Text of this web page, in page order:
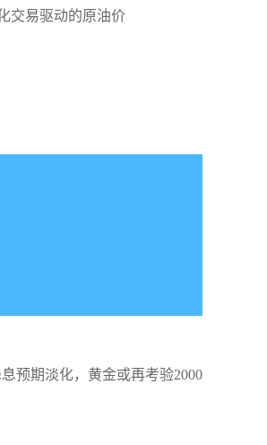
交易驱动的原油价
息预期淡化，黄金或再考验2000